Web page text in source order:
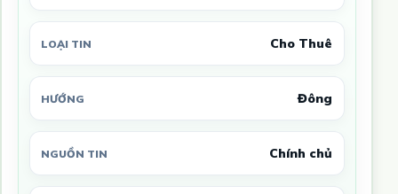
LOẠI TIN Cho Thuê
HƯỚNG Đông
NGUỒN TIN Chính chủ